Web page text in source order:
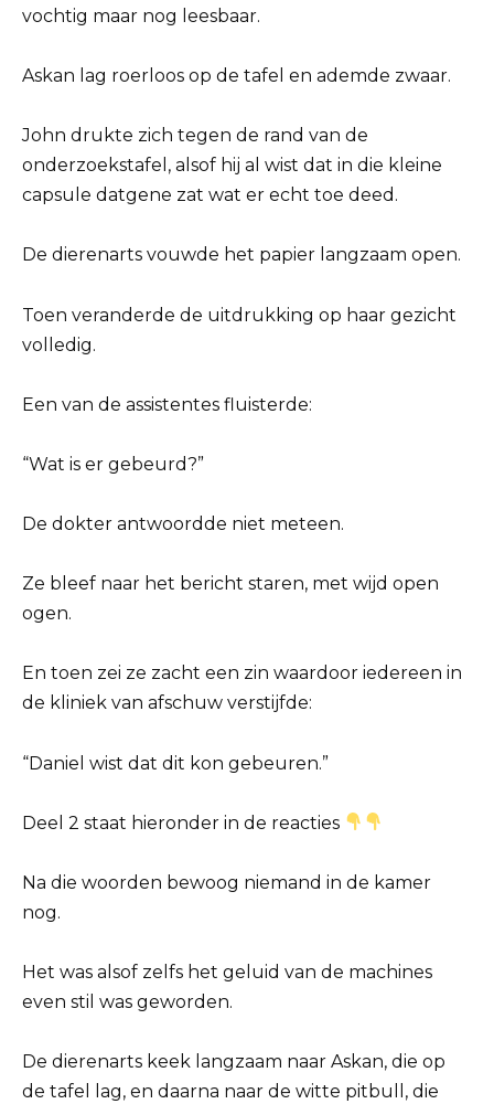
vochtig maar nog leesbaar.
Askan lag roerloos op de tafel en ademde zwaar.
John drukte zich tegen de rand van de
onderzoekstafel, alsof hij al wist dat in die kleine
capsule datgene zat wat er echt toe deed.
De dierenarts vouwde het papier langzaam open.
Toen veranderde de uitdrukking op haar gezicht
volledig.
Een van de assistentes fluisterde:
“Wat is er gebeurd?”
De dokter antwoordde niet meteen.
Ze bleef naar het bericht staren, met wijd open
ogen.
En toen zei ze zacht een zin waardoor iedereen in
de kliniek van afschuw verstijfde:
“Daniel wist dat dit kon gebeuren.”
Deel 2 staat hieronder in de reacties
Na die woorden bewoog niemand in de kamer
nog.
Het was alsof zelfs het geluid van de machines
even stil was geworden.
De dierenarts keek langzaam naar Askan, die op
de tafel lag, en daarna naar de witte pitbull, die